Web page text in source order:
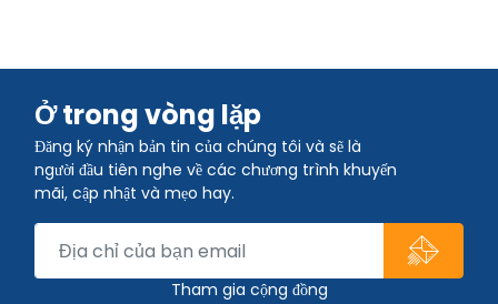
Ở trong vòng lặp
Đăng ký nhận bản tin của chúng tôi và sẽ là
người đầu tiên nghe về các chương trình khuyến
mãi, cập nhật và mẹo hay.
Tham gia cộng đồng